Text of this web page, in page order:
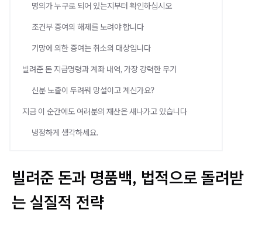
명의가 누구로 되어 있는지부터 확인하십시오
조건부 증여의 해제를 노려야 합니다
기망에 의한 증여는 취소의 대상입니다
빌려준 돈 지급명령과 계좌 내역, 가장 강력한 무기
신분 노출이 두려워 망설이고 계신가요?
지금 이 순간에도 여러분의 재산은 새나가고 있습니다
냉정하게 생각하세요.
빌려준 돈과 명품백, 법적으로 돌려받
는 실질적 전략